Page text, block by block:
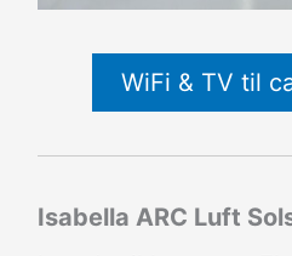
WiFi & TV til
Isabella ARC Luft